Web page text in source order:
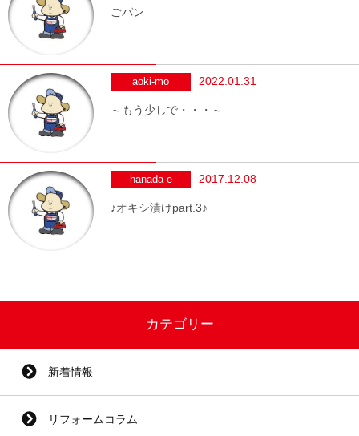
ごパン
aoki-mo 2022.01.31
～もう少しで・・・～
hanada-e 2017.12.08
♪オキシ漬けpart.3♪
カテゴリー
新着情報
リフォームコラム